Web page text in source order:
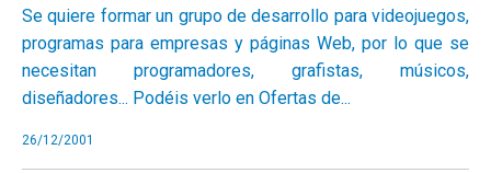
Se quiere formar un grupo de desarrollo para videojuegos,
programas para empresas y páginas Web, por lo que se
necesitan programadores, grafistas, músicos,
diseñadores... Podéis verlo en Ofertas de...
26/12/2001